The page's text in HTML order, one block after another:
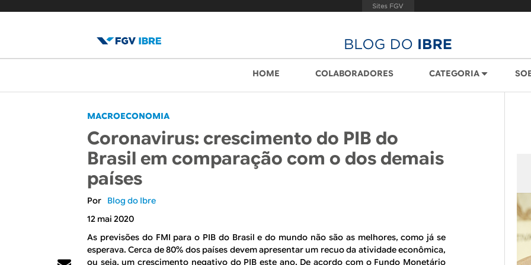
l
o
g
d
o
I
B
u
p
r
i
n
c
i
p
HOME COLABORADORES CATEGORIA
MACROECONOMIA
Coronavirus: crescimento do PIB do
Brasil em comparação com o dos demais
países
Blog do Ibre
12 mai 2020
As previsões do FMI para o PIB do Brasil e do mundo não são as melhores, como já se
esperava. Cerca de 80% dos países devem apresentar um recuo da atividade econômica,
ou seja, um crescimento negativo do PIB este ano. De acordo com o Fundo Monetário